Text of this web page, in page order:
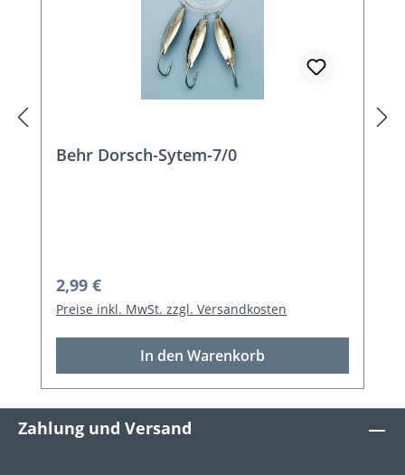
Behr Dorsch-Sytem-7/0
Regulärer Preis:
2,99 €
Preise inkl. MwSt. zzgl. Versandkosten
In den Warenkorb
Zahlung und Versand